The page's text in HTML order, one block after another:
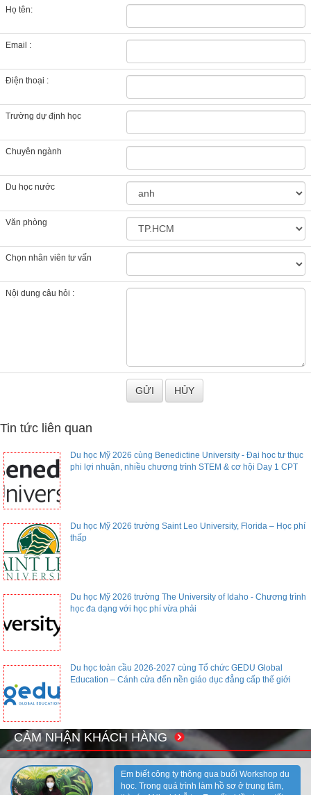
Họ tên:
Email :
Điện thoại :
Trường dự định học
Chuyên ngành
Du học nước
Văn phòng
Chọn nhân viên tư vấn
Nội dung câu hỏi :
Tin tức liên quan
Du học Mỹ 2026 cùng Benedictine University - Đại học tư thục
phi lợi nhuận, nhiều chương trình STEM & cơ hội Day 1 CPT
Du học Mỹ 2026 trường Saint Leo University, Florida – Học phí
thấp
Du học Mỹ 2026 trường The University of Idaho - Chương trình
học đa dạng với học phí vừa phải
Du học toàn cầu 2026-2027 cùng Tổ chức GEDU Global
Education – Cánh cửa đến nền giáo dục đẳng cấp thế giới
CẢM NHẬN KHÁCH HÀNG
Em biết công ty thông qua buổi Workshop du
học. Trong quá trình làm hồ sơ ở trung tâm,